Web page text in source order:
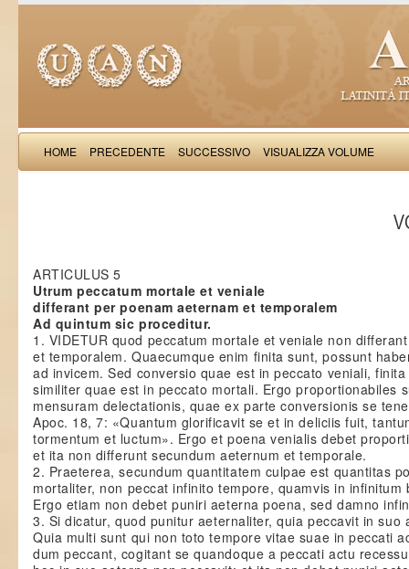
HOME PRECEDENTE SUCCESSIVO VISUALIZZA VOLUME
ARTICULUS 5
Utrum peccatum mortale et veniale
differant per poenam aeternam et temporalem
Ad quintum sic proceditur.
1. VIDETUR quod peccatum mortale et veniale non
et temporalem. Quaecumque enim finita sunt, possunt
ad invicem. Sed conversio quae est in peccato veniali,
similiter quae est in peccato mortali. Ergo proportionabiles
mensuram delectationis, quae ex parte conversionis se
Apoc. 18, 7: «Quantum glorificavit se et in deliciis fuit,
tormentum et luctum». Ergo et poena venialis debet
et ita non differunt secundum aeternum et temporale.
2. Praeterea, secundum quantitatem culpae est quantitas
mortaliter, non peccat infinito tempore, quamvis in infinitum
Ergo etiam non debet puniri aeterna poena, sed damno
3. Si dicatur, quod punitur aeternaliter, quia peccavit in suo
Quia multi sunt qui non toto tempore vitae suae in peccati
dum peccant, cogitant se quandoque a peccati actu